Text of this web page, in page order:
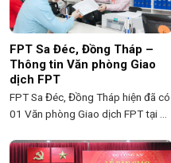
FPT Sa Đéc, Đồng Tháp –
Thông tin Văn phòng Giao
dịch FPT
FPT Sa Đéc, Đồng Tháp hiện đã có
01 Văn phòng Giao dịch FPT tại ...